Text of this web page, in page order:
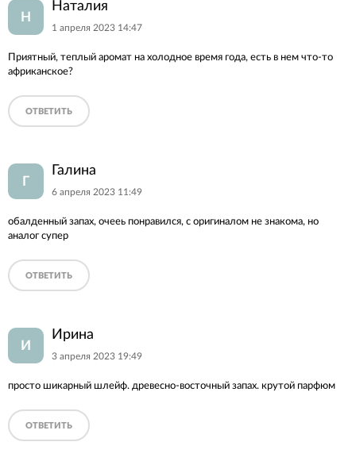
Н
Наталия
1 апреля 2023 14:47
Приятный, теплый аромат на холодное время года, есть в нем что-то
африканское?
ОТВЕТИТЬ
Г
Галина
6 апреля 2023 11:49
обалденный запах, очееь понравился, с оригиналом не знакома, но
аналог супер
ОТВЕТИТЬ
И
Ирина
3 апреля 2023 19:49
просто шикарный шлейф. древесно-восточный запах. крутой парфюм
ОТВЕТИТЬ